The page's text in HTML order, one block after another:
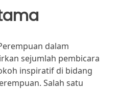
dalam
sejumlah pembicara
inspiratif di bidang
Salah satu